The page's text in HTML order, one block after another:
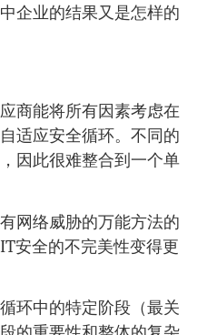
企业的结果又是怎样的
商能将所有因素考虑在
适应安全循环。不同的
因此很难整合到一个单
网络威胁的万能方法的
安全的不完美性变得更
环中的特定阶段（最关